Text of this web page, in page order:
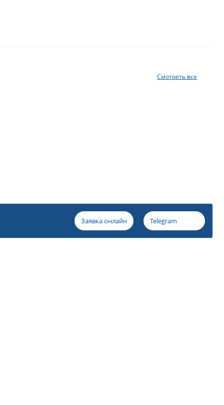
Смотреть все
Заявка онлайн Telegram